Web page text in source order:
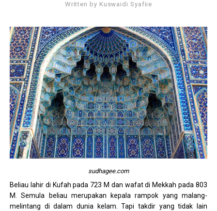
Written by Kuswaidi Syafiie
sudhagee.com
Beliau lahir di Kufah pada 723 M dan wafat di Mekkah pada 803
M. Semula beliau merupakan kepala rampok yang malang-
melintang di dalam dunia kelam. Tapi takdir yang tidak lain